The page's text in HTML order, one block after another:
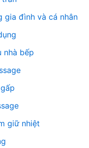
gia đình và cá nhân
nhà bếp
giữ nhiệt